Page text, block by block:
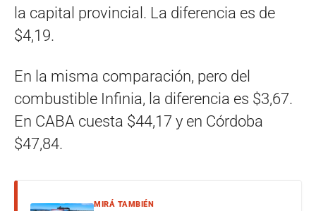
la capital provincial. La diferencia es de
$4,19.
En la misma comparación, pero del
combustible Infinia, la diferencia es $3,67.
En CABA cuesta $44,17 y en Córdoba
$47,84.
MIRÁ TAMBIÉN